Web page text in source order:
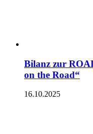
Bilanz zur
on the Road“
16.10.2025